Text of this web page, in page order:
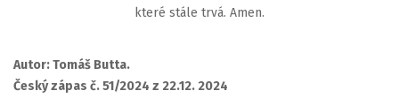
které stále trvá. Amen.
Autor: Tomáš Butta.
Český zápas č. 51/2024 z 22.12. 2024